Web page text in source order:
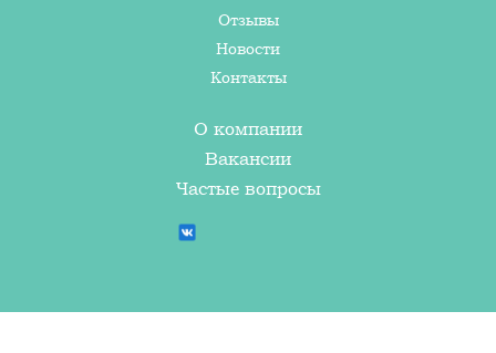
Отзывы
Новости
Контакты
О компании
Вакансии
Частые вопросы